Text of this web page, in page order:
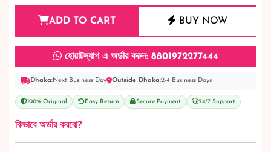
ADD TO CART BUY NOW
হোয়াটস্যাপ এ অর্ডার করুন: 8801972277444
Dhaka:Next Business Day Outside Dhaka:2-4 Business Days
100% Original Easy Return Secure Payment 24/7 Support
কিভাবে অর্ডার করবো?